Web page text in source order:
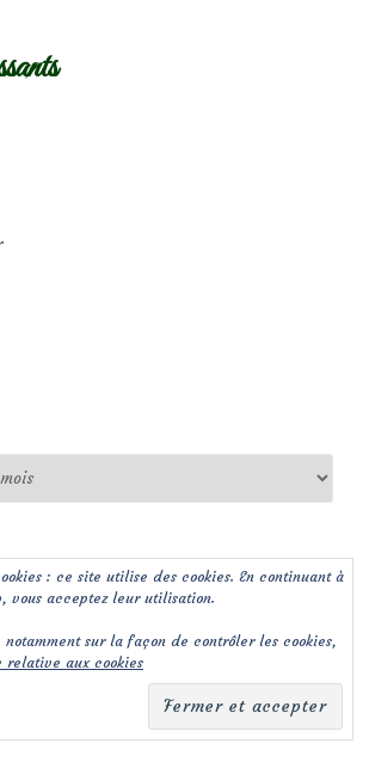
: ce site utilise des cookies. En continuant à
vous acceptez leur utilisation.
notamment sur la façon de contrôler les cookies,
relative aux cookies